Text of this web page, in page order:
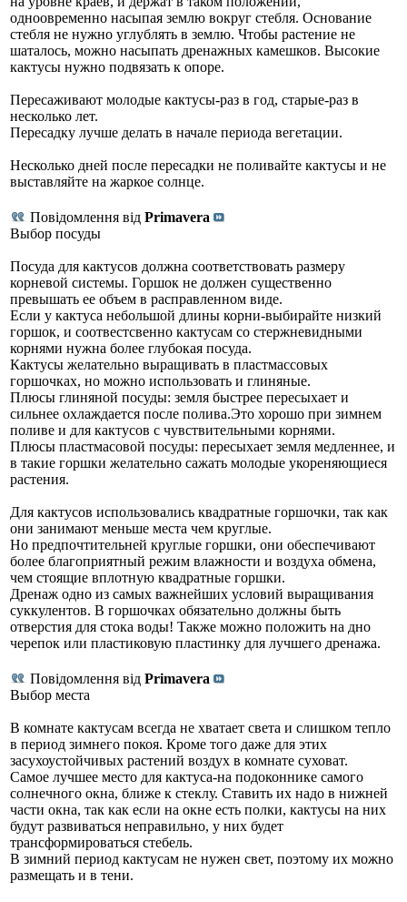
одноовременно насыпая землю вокруг стебля. Основание
стебля не нужно углублять в землю. Чтобы растение не
шаталось, можно насыпать дренажных камешков. Высокие
кактусы нужно подвязать к опоре.
Пересаживают молодые кактусы-раз в год, старые-раз в
несколько лет.
Пересадку лучше делать в начале периода вегетации.
Несколько дней после пересадки не поливайте кактусы и не
выставляйте на жаркое солнце.
Повідомлення від Primavera
Выбор посуды
Посуда для кактусов должна соответствовать размеру
корневой системы. Горшок не должен существенно
превышать ее объем в расправленном виде.
Если у кактуса небольшой длины корни-выбирайте низкий
горшок, и соотвестсвенно кактусам со стержневидными
корнями нужна более глубокая посуда.
Кактусы желательно выращивать в пластмассовых
горшочках, но можно использовать и глиняные.
Плюсы глиняной посуды: земля быстрее пересыхает и
сильнее охлаждается после полива.Это хорошо при зимнем
поливе и для кактусов с чувствительными корнями.
Плюсы пластмасовой посуды: пересыхает земля медленнее, и
в такие горшки желательно сажать молодые укореняющиеся
растения.
Для кактусов использовались квадратные горшочки, так как
они занимают меньше места чем круглые.
Но предпочтительней круглые горшки, они обеспечивают
более благоприятный режим влажности и воздуха обмена,
чем стоящие вплотную квадратные горшки.
Дренаж одно из самых важнейших условий выращивания
суккулентов. В горшочках обязательно должны быть
отверстия для стока воды! Также можно положить на дно
черепок или пластиковую пластинку для лучшего дренажа.
Повідомлення від Primavera
Выбор места
В комнате кактусам всегда не хватает света и слишком тепло
в период зимнего покоя. Кроме того даже для этих
засухоустойчивых растений воздух в комнате суховат.
Самое лучшее место для кактуса-на подоконнике самого
солнечного окна, ближе к стеклу. Ставить их надо в нижней
части окна, так как если на окне есть полки, кактусы на них
будут развиваться неправильно, у них будет
трансформироваться стебель.
В зимний период кактусам не нужен свет, поэтому их можно
размещать и в тени.